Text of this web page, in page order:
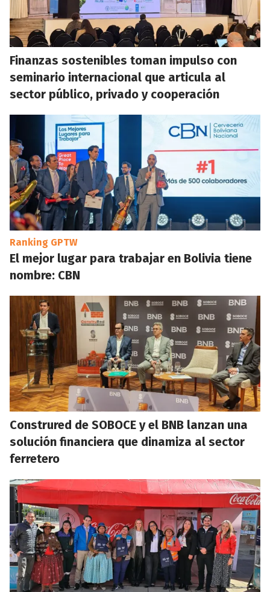
Finanzas sostenibles toman impulso con
seminario internacional que articula al
sector público, privado y cooperación
Ranking GPTW
El mejor lugar para trabajar en Bolivia tiene
nombre: CBN
Construred de SOBOCE y el BNB lanzan una
solución financiera que dinamiza al sector
ferretero